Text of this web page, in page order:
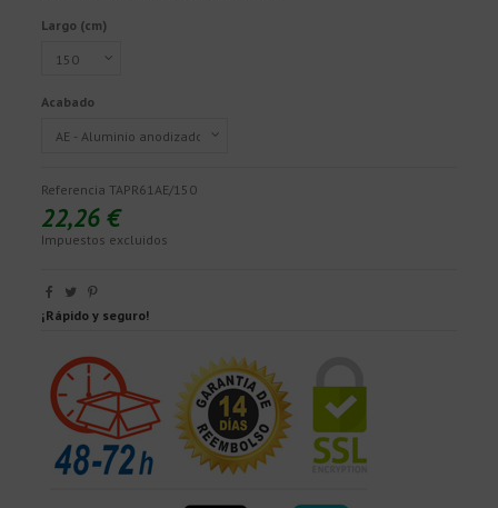
Largo (cm)
Acabado
Referencia TAPR61AE/150
22,26 €
Impuestos excluidos
¡Rápido y seguro!